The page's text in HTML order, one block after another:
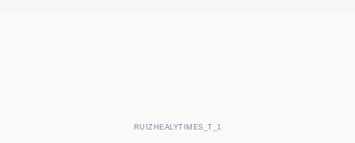
RUIZHEALYTIMES_T_1